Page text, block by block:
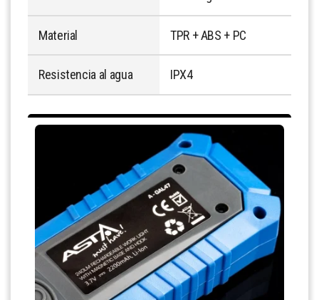
Material TPR + ABS + PC
Resistencia al agua IPX4